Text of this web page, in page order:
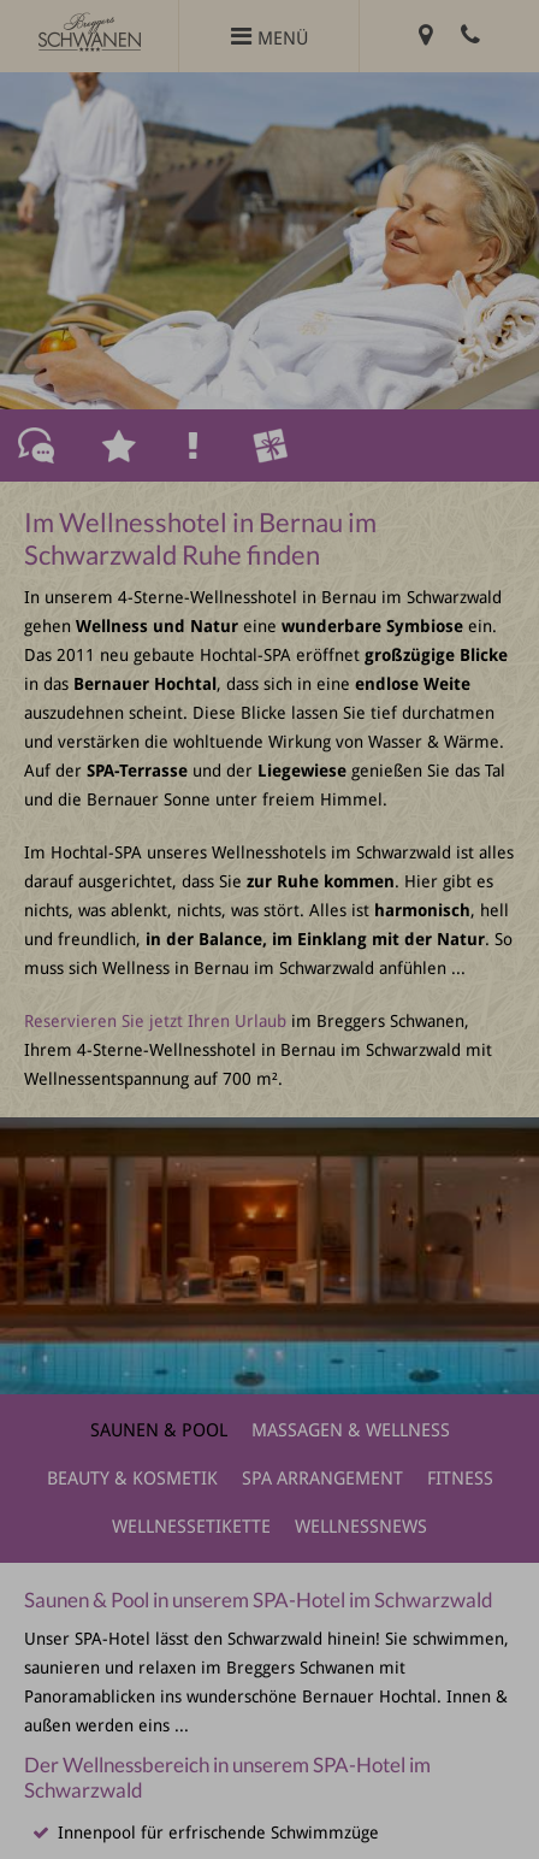
Inhalt
springen
 MENÜ
Im Wellnesshotel in Bernau im
Schwarzwald Ruhe finden
In unserem 4-Sterne-Wellnesshotel in Bernau im Schwarzwald
gehen Wellness und Natur eine wunderbare Symbiose ein.
Das 2011 neu gebaute Hochtal-SPA eröffnet großzügige Blicke
in das Bernauer Hochtal, dass sich in eine endlose Weite
auszudehnen scheint. Diese Blicke lassen Sie tief durchatmen
und verstärken die wohltuende Wirkung von Wasser & Wärme.
Auf der SPA-Terrasse und der Liegewiese genießen Sie das Tal
und die Bernauer Sonne unter freiem Himmel.
Im Hochtal-SPA unseres Wellnesshotels im Schwarzwald ist alles
darauf ausgerichtet, dass Sie zur Ruhe kommen. Hier gibt es
nichts, was ablenkt, nichts, was stört. Alles ist harmonisch, hell
und freundlich, in der Balance, im Einklang mit der Natur. So
muss sich Wellness in Bernau im Schwarzwald anfühlen ...
Reservieren Sie jetzt Ihren Urlaub im Breggers Schwanen,
Ihrem 4-Sterne-Wellnesshotel in Bernau im Schwarzwald mit
Wellnessentspannung auf 700 m².
SAUNEN & POOL MASSAGEN & WELLNESS
BEAUTY & KOSMETIK SPA ARRANGEMENT FITNESS
WELLNESSETIKETTE WELLNESSNEWS
Saunen & Pool in unserem SPA-Hotel im Schwarzwald
Unser SPA-Hotel lässt den Schwarzwald hinein! Sie schwimmen,
saunieren und relaxen im Breggers Schwanen mit
Panoramablicken ins wunderschöne Bernauer Hochtal. Innen &
außen werden eins ...
Der Wellnessbereich in unserem SPA-Hotel im
Schwarzwald
Innenpool für erfrischende Schwimmzüge